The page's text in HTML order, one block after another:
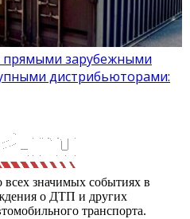
прямыми зарубежными
дистрибьюторами:
всех значимых событиях в
о ДТП и других
транспорта.